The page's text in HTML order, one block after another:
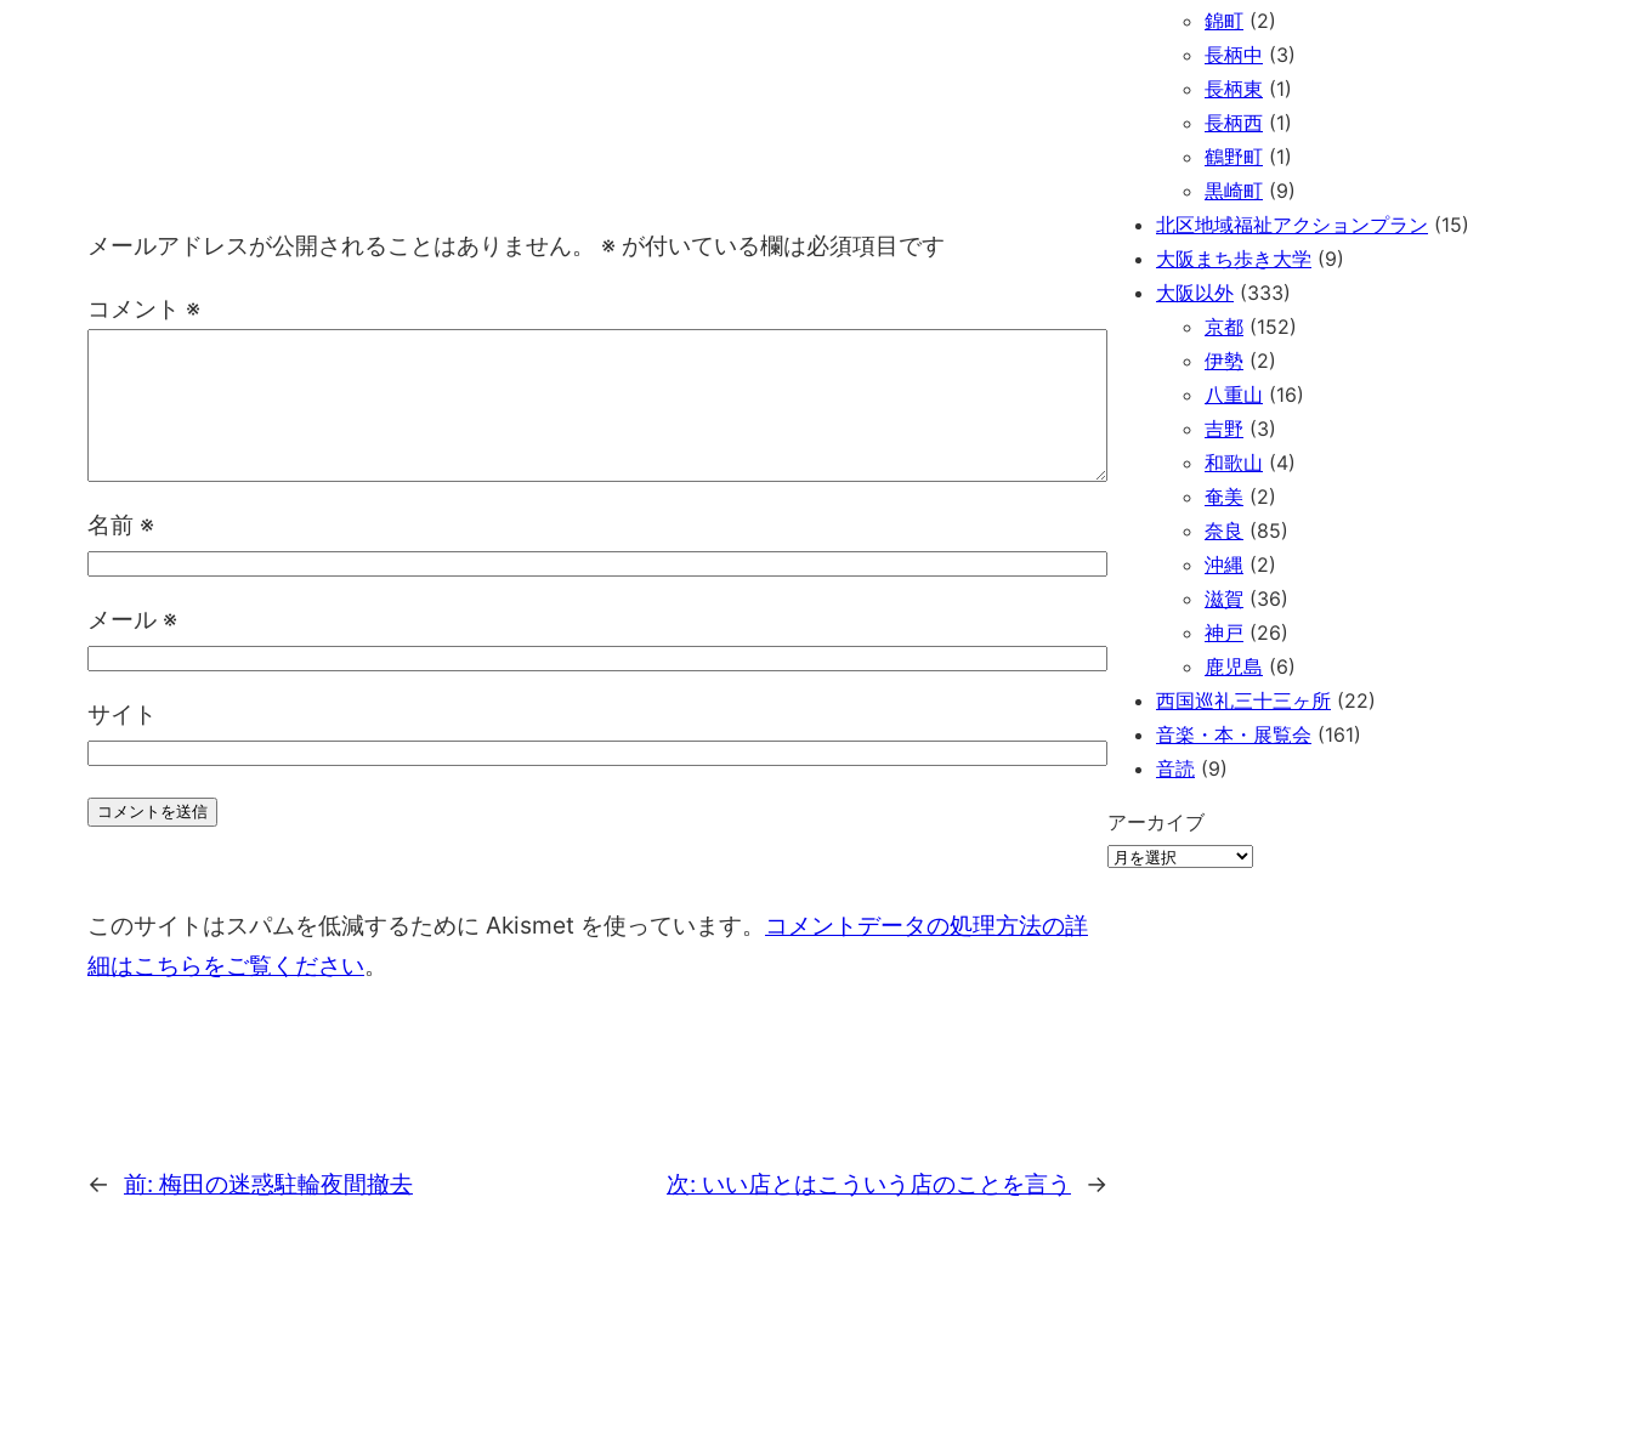
メールアドレスが公開されることはありません。 ※ が付いている欄は必須項目です
コメント ※
名前 ※
メール ※
サイト
このサイトはスパムを低減するために Akismet を使っています。
コメントデータの処理方法の詳
細はこちらをご覧ください。
← 前: 梅田の迷惑駐輪夜間撤去 次: いい店とはこういう店のことを言う →
錦町 (2)
長柄中 (3)
長柄東 (1)
長柄西 (1)
鶴野町 (1)
黒崎町 (9)
北区地域福祉アクションプラン (15)
大阪まち歩き大学 (9)
大阪以外 (333)
京都 (152)
伊勢 (2)
八重山 (16)
吉野 (3)
和歌山 (4)
奄美 (2)
奈良 (85)
沖縄 (2)
滋賀 (36)
神戸 (26)
鹿児島 (6)
西国巡礼三十三ヶ所 (22)
音楽・本・展覧会 (161)
音読 (9)
アーカイブ